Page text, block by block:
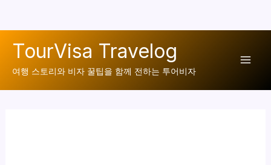
TourVisa Travelog
여행 스토리와 비자 꿀팁을 함께 전하는 투어비자